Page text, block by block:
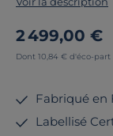
2 499,00 €
Dont 10,84 € d'éco-part
Fabriqué en
Labellisé